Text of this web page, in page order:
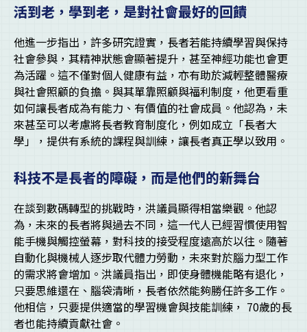
活到老，學到老，是對社會最好的回饋
他進一步指出，許多研究證實，長者若能持續學習與保持
社會參與，其精神狀態會顯著提升，甚至神經功能也會更
為活躍。這不僅對個人健康有益，亦有助於減輕整體醫療
與社會照顧的負擔。與其單靠照顧與福利制度，他更看重
如何讓長者成為有能力、有價值的社會成員。他認為，未
來甚至可以考慮將長者教育制度化，例如成立「長者大
學」，提供有系統的課程與訓練，讓長者真正學以致用。
科技不是長者的障礙，而是他們的新舞台
在談到數碼轉型的挑戰時，洪議員顯得相當樂觀。他認
為，未來的長者將與過去不同，這一代人已經習慣使用智
能手機與觸控螢幕，對科技的接受程度遠高於以往。隨著
自動化與機械人逐步取代體力勞動，未來對於腦力型工作
的需求將會增加。洪議員指出，即使身體機能略有退化，
只要思維還在、腦袋清晰，長者依然能夠勝任許多工作。
他相信，只要提供適當的學習機會與技能訓練， 70歲的長
者也能持續貢獻社會。